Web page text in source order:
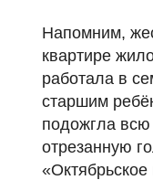
Напомним,
квартире
работала в
старшим
подожгла
отрезанную
«Октябрьское